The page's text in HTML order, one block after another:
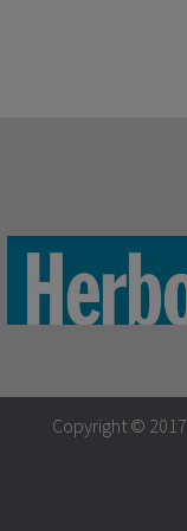
Copyright © 2017